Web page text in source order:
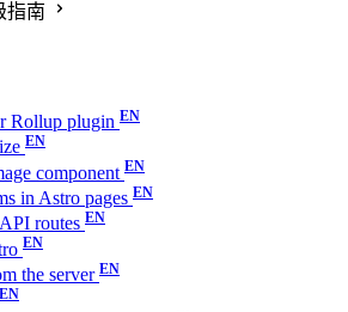
指南
Rollup plugin
component
in Astro pages
routes
the server